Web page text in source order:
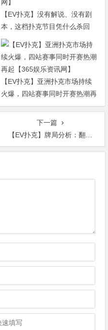
【EV扑克】没有解说、没有剧
本，这档扑克节目凭什么杀回
CBS黄金档？【365娱乐资讯
【EV扑克】亚洲扑克市场持续
火爆，四站赛事同时开赛热潮再
起【365娱乐资讯网】
下一篇
【EV扑克】牌局分析：翻牌check raise，河牌遭遇难题【365娱乐资讯网】